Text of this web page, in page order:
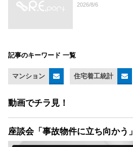
2026/8/6
記事のキーワード 一覧
マンション 住宅着工統計
動画でチラ見！
座談会「事故物件に立ち向かう」